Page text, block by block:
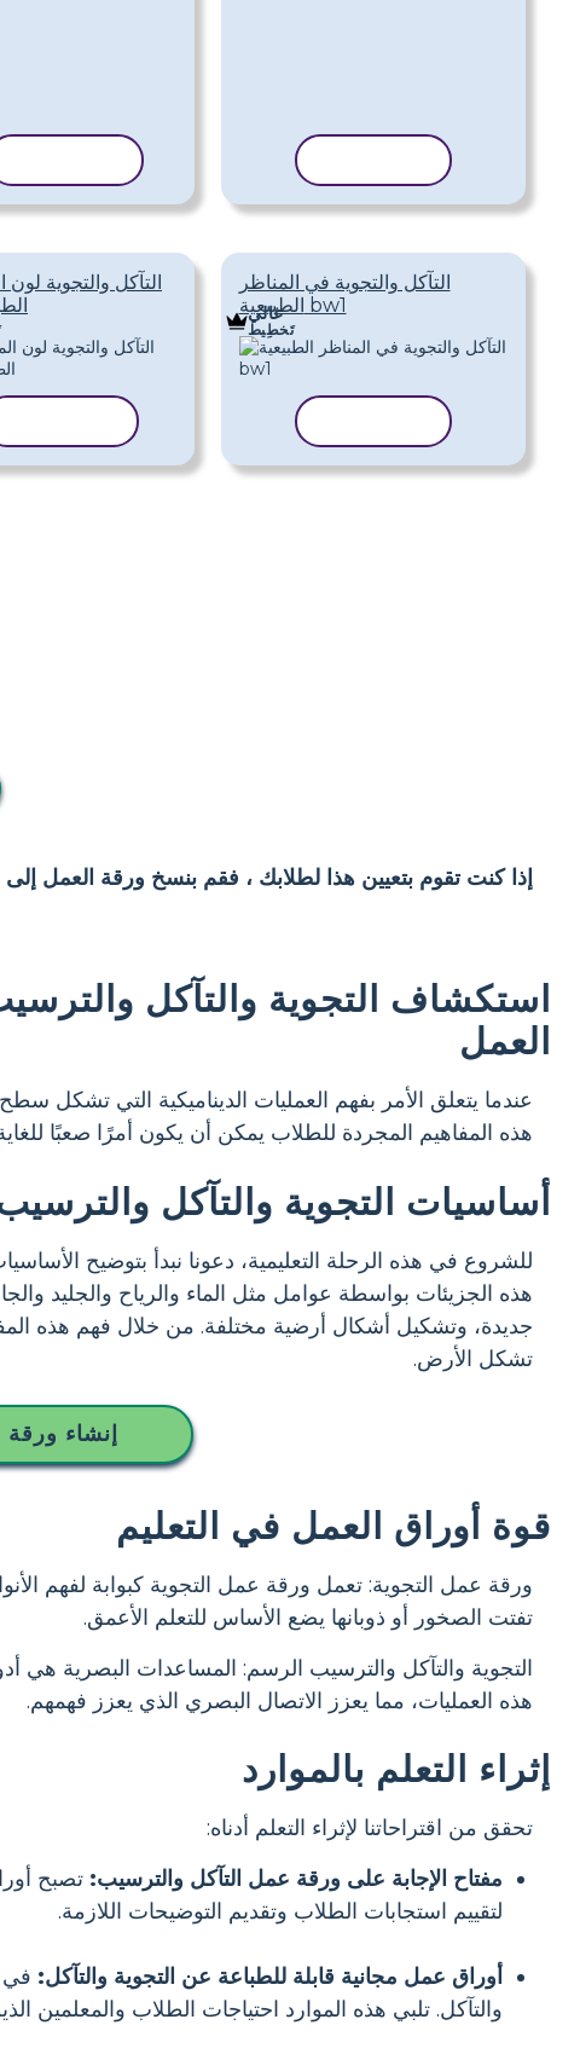
التآكل والتجوية لون
التآكل والتجوية في المناظر
الطبيعية bw1
غالي
تَخطِيط
إذا كنت تقوم بتعيين هذا لطلابك ، فقم بنسخ ورقة العمل
استكشاف التجوية والتآكل
العمل
عندما يتعلق الأمر بفهم العمليات الديناميكية التي تشكل
هذه المفاهيم المجردة للطلاب يمكن أن يكون أمرًا صعبًا
أساسيات التجوية والتآكل
للشروع في هذه الرحلة التعليمية، دعونا نبدأ بتوضيح
هذه الجزيئات بواسطة عوامل مثل الماء والرياح والجليد
جديدة، وتشكيل أشكال أرضية مختلفة. من خلال فهم هذه
تشكل الأرض.
إنشاء
قوة أوراق العمل في التعليم
ورقة عمل التجوية: تعمل ورقة عمل التجوية كبوابة لفهم
تفتت الصخور أو ذوبانها يضع الأساس للتعلم الأعمق.
التجوية والتآكل والترسيب الرسم: المساعدات البصرية هي
هذه العمليات، مما يعزز الاتصال البصري الذي يعزز فهمهم.
إثراء التعلم بالموارد
تحقق من اقتراحاتنا لإثراء التعلم أدناه:
مفتاح الإجابة على ورقة عمل التآكل والترسيب: تصبح
لتقييم استجابات الطلاب وتقديم التوضيحات اللازمة.
أوراق عمل مجانية قابلة للطباعة عن التجوية والتآكل: في
والتآكل. تلبي هذه الموارد احتياجات الطلاب والمعلمين